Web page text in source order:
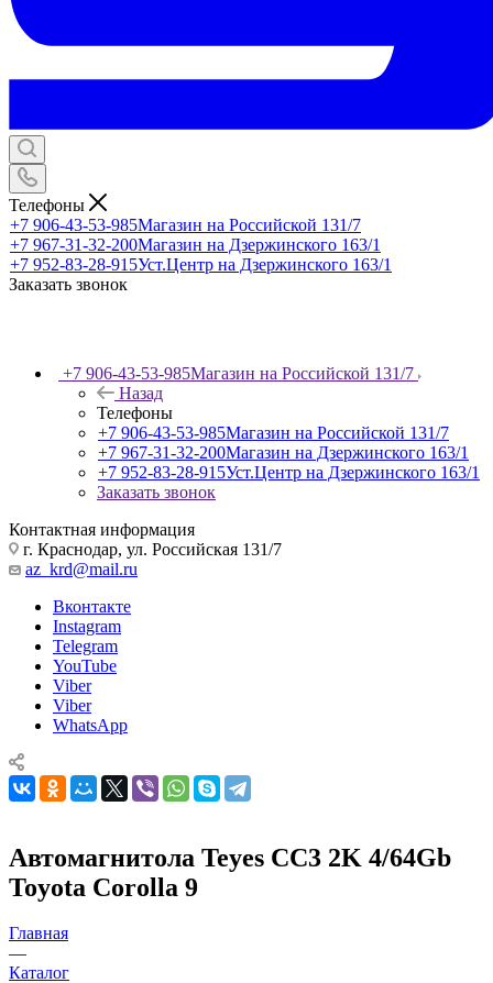
Телефоны
+7 906-43-53-985Магазин на Российской 131/7
+7 967-31-32-200Магазин на Дзержинского 163/1
+7 952-83-28-915Уст.Центр на Дзержинского 163/1
Заказать звонок
+7 906-43-53-985Магазин на Российской 131/7
Назад
Телефоны
+7 906-43-53-985Магазин на Российской 131/7
+7 967-31-32-200Магазин на Дзержинского 163/1
+7 952-83-28-915Уст.Центр на Дзержинского 163/1
Заказать звонок
Контактная информация
г. Краснодар, ул. Российская 131/7
az_krd@mail.ru
Вконтакте
Instagram
Telegram
YouTube
Viber
Viber
WhatsApp
Автомагнитола Teyes CC3 2K 4/64Gb
Toyota Corolla 9
Главная
—
Каталог